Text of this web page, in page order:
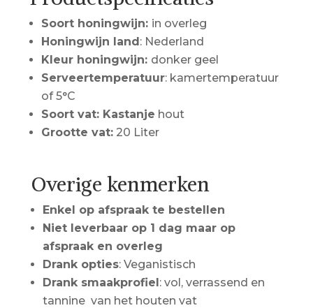
Soort honingwijn: in overleg
Honingwijn land: Nederland
Kleur honingwijn: donker geel
Serveertemperatuur: kamertemperatuur
of 5°C
Soort vat: Kastanje hout
Grootte vat:20 Liter
Overige kenmerken
Enkel op afspraak te bestellen
Niet leverbaar op 1 dag maar op
afspraak en overleg
Drank opties: Veganistisch
Drank smaakprofiel: vol, verrassend en
tannine van het houten vat